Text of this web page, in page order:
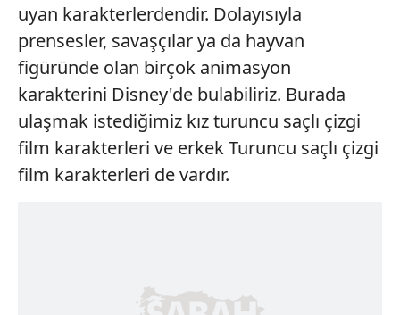
uyan karakterlerdendir. Dolayısıyla
prensesler, savaşçılar ya da hayvan
figüründe olan birçok animasyon
karakterini Disney'de bulabiliriz. Burada
ulaşmak istediğimiz kız turuncu saçlı çizgi
film karakterleri ve erkek Turuncu saçlı çizgi
film karakterleri de vardır.